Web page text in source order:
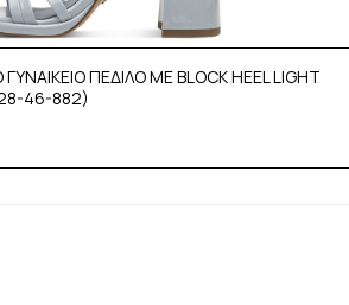
ΠΕΔΙΛΟ ΜΕ BLOCK HEEL LIGHT
46-882)